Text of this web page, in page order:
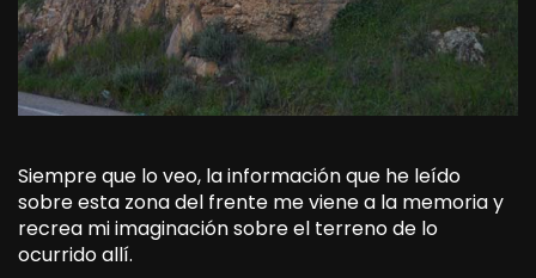
Siempre que lo veo, la información que he leído
sobre esta zona del frente me viene a la memoria y
recrea mi imaginación sobre el terreno de lo
ocurrido allí.